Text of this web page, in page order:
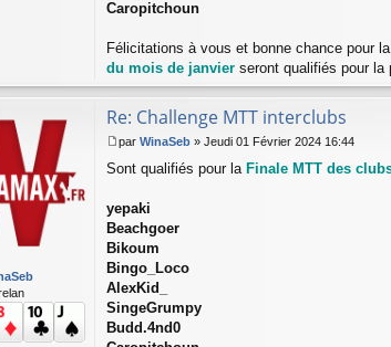
Caropitchoun
Félicitations à vous et bonne chance pour
du mois de janvier seront qualifiés pour la
Re: Challenge MTT interclubs
e
s
a
g
e
par WinaSeb » Jeudi 01 Février 2024 16:44
Sont qualifiés pour la Finale MTT des
yepaki
Beachgoer
Bikoum
Bingo_Loco
AlexKid_
SingeGrumpy
Budd.4nd0